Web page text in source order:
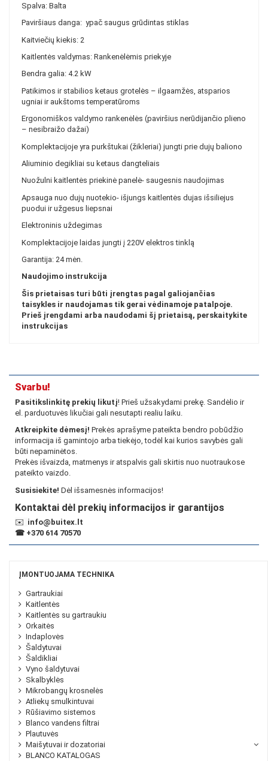
Spalva: Balta
Paviršiaus danga: ypač saugus grūdintas stiklas
Kaitviečių kiekis: 2
Kaitlentės valdymas: Rankenėlėmis priekyje
Bendra galia: 4.2 kW
Patikimos ir stabilios ketaus grotelės – ilgaamžės, atsparios
ugniai ir aukštoms temperatūroms
Ergonomiškos valdymo rankenėlės (paviršius nerūdijančio plieno
– nesibraižo dažai)
Komplektacijoje yra purkštukai (žikleriai) jungti prie dujų baliono
Aliuminio degikliai su ketaus dangteliais
Nuožulni kaitlentės priekinė panelė- saugesnis naudojimas
Apsauga nuo dujų nuotekio- išjungs kaitlentės dujas išsiliejus
puodui ir užgesus liepsnai
Elektroninis uždegimas
Komplektacijoje laidas jungti į 220V elektros tinklą
Garantija: 24 mėn.
Naudojimo instrukcija
Šis prietaisas turi būti įrengtas pagal galiojančias
taisykles ir naudojamas tik gerai vėdinamoje patalpoje.
Prieš įrengdami arba naudodami šį prietaisą, perskaitykite
instrukcijas
Svarbu!
Pasitikslinkitę prekių likutį! Prieš užsakydami prekę. Sandėlio ir
el. parduotuvės likučiai gali nesutapti realiu laiku.
Atkreipkite dėmesį! Prekės aprašyme pateikta bendro pobūdžio
informacija iš gamintojo arba tiekėjo, todėl kai kurios savybės gali
būti nepaminėtos.
Prekės išvaizda, matmenys ir atspalvis gali skirtis nuo nuotraukose
pateikto vaizdo.
Susisiekite! Dėl išsamesnės informacijos!
Kontaktai dėl prekių informacijos ir garantijos
✉️ info@buitex.lt
☎ +370 614 70570
ĮMONTUOJAMA TECHNIKA
Gartraukiai
Kaitlentės
Kaitlentės su gartraukiu
Orkaitės
Indaplovės
Šaldytuvai
Šaldikliai
Vyno šaldytuvai
Skalbyklės
Mikrobangų krosnelės
Atliekų smulkintuvai
Rūšiavimo sistemos
Blanco vandens filtrai
Plautuvės
Maišytuvai ir dozatoriai
BLANCO KATALOGAS